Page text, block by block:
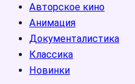
Авторское кино
Анимация
Документалистика
Классика
Новинки